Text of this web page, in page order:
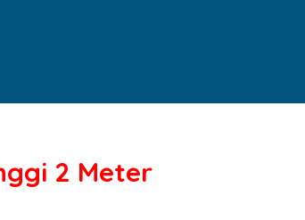
2 Meter